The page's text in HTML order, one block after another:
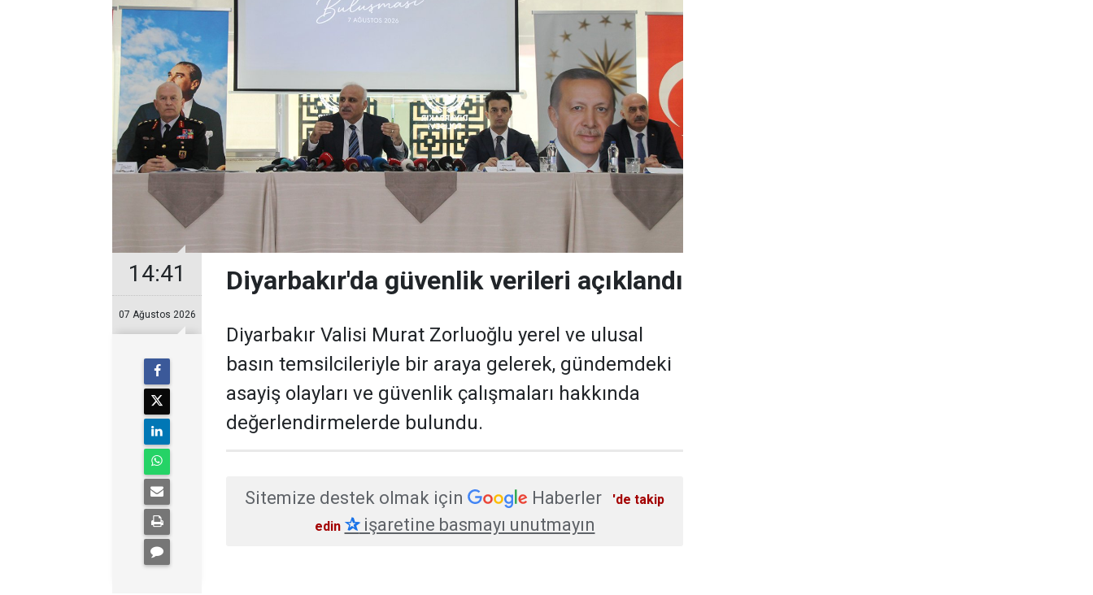
14:41
07 Ağustos 2026
Diyarbakır'da güvenlik verileri açıklandı
Diyarbakır Valisi Murat Zorluoğlu yerel ve ulusal
basın temsilcileriyle bir araya gelerek, gündemdeki
asayiş olayları ve güvenlik çalışmaları hakkında
değerlendirmelerde bulundu.
Sitemize destek olmak için Haberler
'de takip
edin ✰işaretine basmayı unutmayın